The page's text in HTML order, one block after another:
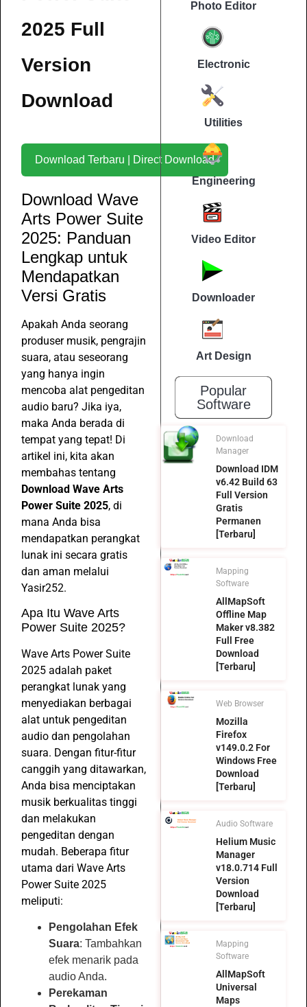
2025 Full
Version
Download
Download Terbaru | Direct Download
Download Wave
Arts Power Suite
2025: Panduan
Lengkap untuk
Mendapatkan
Versi Gratis
Apakah Anda seorang
produser musik, pengrajin
suara, atau seseorang
yang hanya ingin
mencoba alat pengeditan
audio baru? Jika iya,
maka Anda berada di
tempat yang tepat! Di
artikel ini, kita akan
membahas tentang
Download Wave Arts
Power Suite 2025, di
mana Anda bisa
mendapatkan perangkat
lunak ini secara gratis
dan aman melalui
Yasir252.
Apa Itu Wave Arts
Power Suite 2025?
Wave Arts Power Suite
2025 adalah paket
perangkat lunak yang
menyediakan berbagai
alat untuk pengeditan
audio dan pengolahan
suara. Dengan fitur-fitur
canggih yang ditawarkan,
Anda bisa menciptakan
musik berkualitas tinggi
dan melakukan
pengeditan dengan
mudah. Beberapa fitur
utama dari Wave Arts
Power Suite 2025
meliputi:
Pengolahan Efek
Suara: Tambahkan
efek menarik pada
audio Anda.
Perekaman
Photo Editor
Electronic
Utilities
Engineering
Video Editor
Downloader
Art Design
Popular
Software
Download
Manager
Download IDM
v6.42 Build 63
Full Version
Gratis
Permanen
[Terbaru]
Mapping
Software
AllMapSoft
Offline Map
Maker v8.382
Full Free
Download
[Terbaru]
Web Browser
Mozilla
Firefox
v149.0.2 For
Windows Free
Download
[Terbaru]
Audio Software
Helium Music
Manager
v18.0.714 Full
Version
Download
[Terbaru]
Mapping
Software
AllMapSoft
Universal
Maps